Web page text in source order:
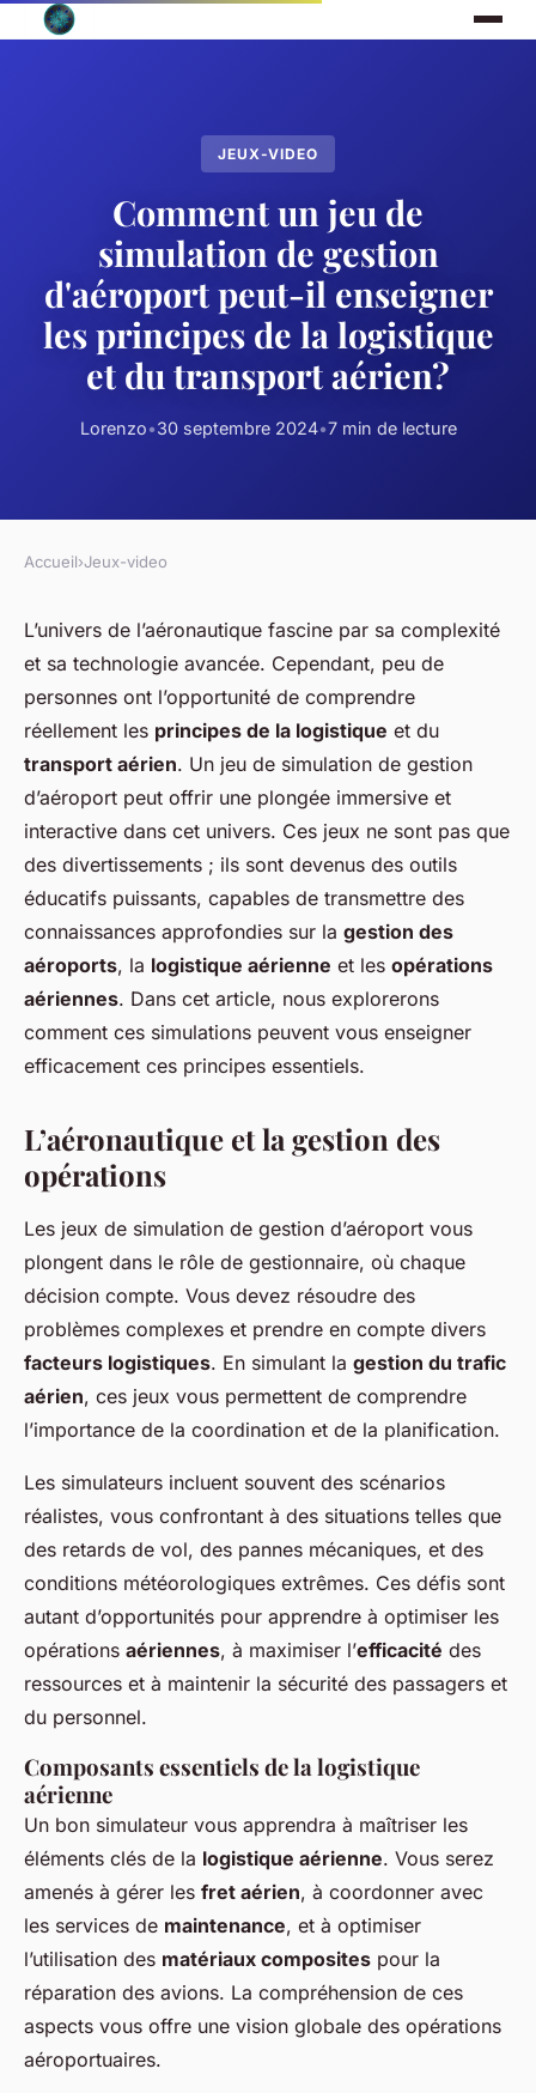
JEUX-VIDEO
Comment un jeu de
simulation de gestion
d'aéroport peut-il enseigner
les principes de la logistique
et du transport aérien?
Lorenzo•30 septembre 2024•7 min de lecture
Accueil›Jeux-video
L’univers de l’aéronautique fascine par sa complexité
et sa technologie avancée. Cependant, peu de
personnes ont l’opportunité de comprendre
réellement les principes de la logistique et du
transport aérien. Un jeu de simulation de gestion
d’aéroport peut offrir une plongée immersive et
interactive dans cet univers. Ces jeux ne sont pas que
des divertissements ; ils sont devenus des outils
éducatifs puissants, capables de transmettre des
connaissances approfondies sur la gestion des
aéroports, la logistique aérienne et les opérations
aériennes. Dans cet article, nous explorerons
comment ces simulations peuvent vous enseigner
efficacement ces principes essentiels.
L’aéronautique et la gestion des
opérations
Les jeux de simulation de gestion d’aéroport vous
plongent dans le rôle de gestionnaire, où chaque
décision compte. Vous devez résoudre des
problèmes complexes et prendre en compte divers
facteurs logistiques. En simulant la gestion du trafic
aérien, ces jeux vous permettent de comprendre
l’importance de la coordination et de la planification.
Les simulateurs incluent souvent des scénarios
réalistes, vous confrontant à des situations telles que
des retards de vol, des pannes mécaniques, et des
conditions météorologiques extrêmes. Ces défis sont
autant d’opportunités pour apprendre à optimiser les
opérations aériennes, à maximiser l’efficacité des
ressources et à maintenir la sécurité des passagers et
du personnel.
Composants essentiels de la logistique
aérienne
Un bon simulateur vous apprendra à maîtriser les
éléments clés de la logistique aérienne. Vous serez
amenés à gérer les fret aérien, à coordonner avec
les services de maintenance, et à optimiser
l’utilisation des matériaux composites pour la
réparation des avions. La compréhension de ces
aspects vous offre une vision globale des opérations
aéroportuaires.